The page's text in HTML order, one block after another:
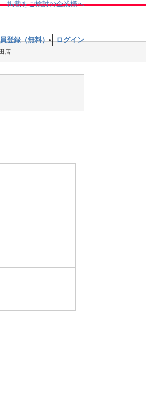
掲載をご検討の企業様へ
登録（無料） ログイン
店